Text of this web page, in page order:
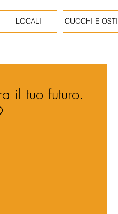
LOCALI CUOCHI E OSTI
il tuo futuro.